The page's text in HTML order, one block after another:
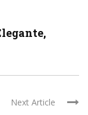
Next Article